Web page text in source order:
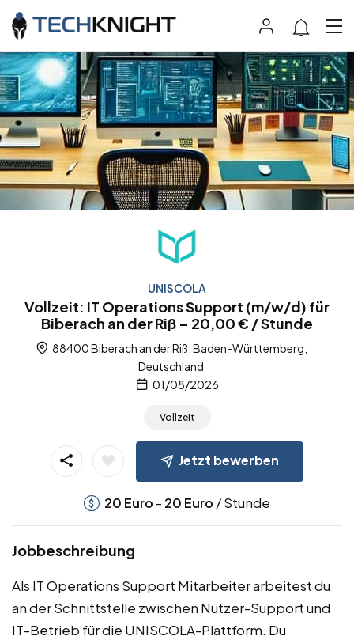
UNISCOLA
Vollzeit: IT Operations Support (m/w/d) für
Biberach an der Riß – 20,00 € / Stunde
88400 Biberach an der Riß, Baden-Württemberg,
Deutschland
01/08/2026
Vollzeit
Jetzt bewerben
20 Euro - 20 Euro / Stunde
Jobbeschreibung
Als IT Operations Support Mitarbeiter arbeitest du
an der Schnittstelle zwischen Nutzer-Support und
IT-Betrieb für die UNISCOLA-Plattform. Du